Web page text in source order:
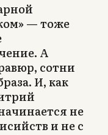
— тоже
А
сотни
И, как
не
и не с